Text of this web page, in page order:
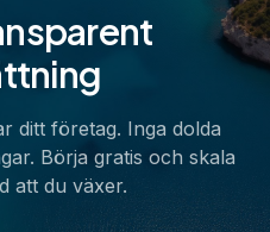
ditt företag. Inga dolda
Börja gratis och skala
att du växer.